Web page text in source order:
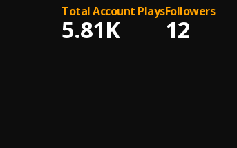
Total Account Plays
5.81K
Followers
12